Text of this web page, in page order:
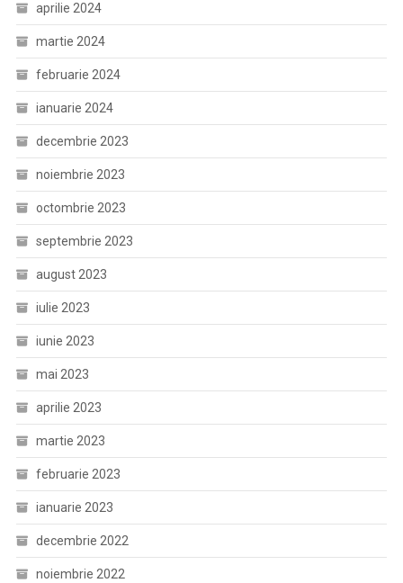
aprilie 2024
martie 2024
februarie 2024
ianuarie 2024
decembrie 2023
noiembrie 2023
octombrie 2023
septembrie 2023
august 2023
iulie 2023
iunie 2023
mai 2023
aprilie 2023
martie 2023
februarie 2023
ianuarie 2023
decembrie 2022
noiembrie 2022